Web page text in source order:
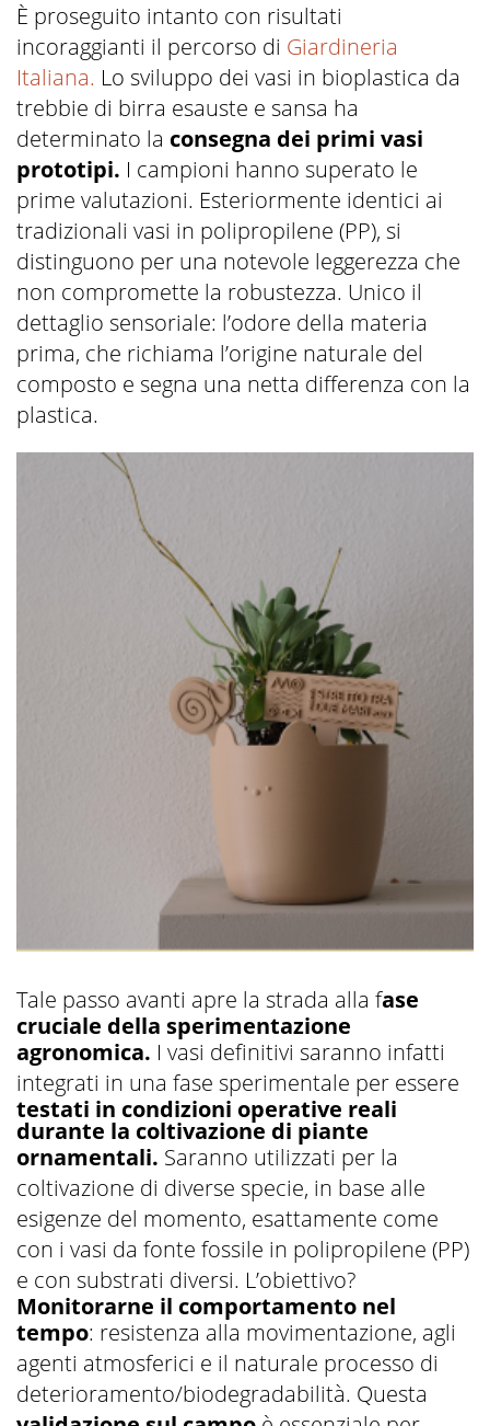
È proseguito intanto con risultati
incoraggianti il percorso di Giardineria
Italiana. Lo sviluppo dei vasi in bioplastica da
trebbie di birra esauste e sansa ha
determinato la consegna dei primi vasi
prototipi. I campioni hanno superato le
prime valutazioni. Esteriormente identici ai
tradizionali vasi in polipropilene (PP), si
distinguono per una notevole leggerezza che
non compromette la robustezza. Unico il
dettaglio sensoriale: l’odore della materia
prima, che richiama l’origine naturale del
composto e segna una netta differenza con la
plastica.
Tale passo avanti apre la strada alla fase
cruciale della sperimentazione
agronomica. I vasi definitivi saranno infatti
integrati in una fase sperimentale per essere
testati in condizioni operative reali
durante la coltivazione di piante
ornamentali. Saranno utilizzati per la
coltivazione di diverse specie, in base alle
esigenze del momento, esattamente come
con i vasi da fonte fossile in polipropilene (PP)
e con substrati diversi. L’obiettivo?
Monitorarne il comportamento nel
tempo: resistenza alla movimentazione, agli
agenti atmosferici e il naturale processo di
deterioramento/biodegradabilità. Questa